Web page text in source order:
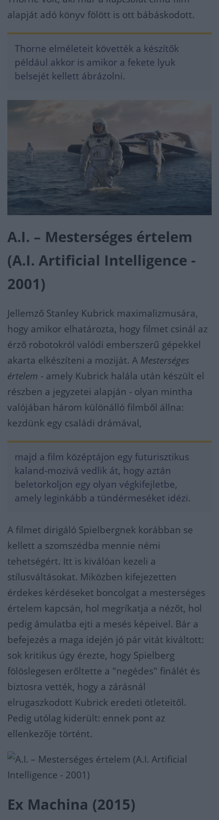
alapját adó könyv fölött is ott bábáskodott.
Thorne elméleteit követték a készítők
például akkor is amikor a fekete lyuk
belsejét kellett ábrázolni.
A.I. – Mesterséges értelem
(A.I. Artificial Intelligence -
2001)
Jellemző Stanley Kubrick maximalizmusára,
hogy amikor elhatározta, hogy filmet csinál az
érző robotokról valódi emberszerű gépekkel
akarta elkészíteni a moziját. A Mesterséges
értelem - amely Kubrick halála után készült el
részben a jegyzetei alapján - olyan mintha
valójában három különálló filmből állna:
kezdünk egy családi drámával,
majd a film középtájon egy futurisztikus
kaland-mozivá vedlik át, hogy aztán
beletorkoljon egy olyan végkifejletbe,
amely leginkább a tündérmeséket idézi.
A filmet dirigáló Spielbergnek korábban se
kellett a szomszédba mennie némi
tehetségért. Itt is kiválóan kezeli a
stílusváltásokat. Miközben kifejezetten
érdekes kérdéseket boncolgat a mesterséges
értelem kapcsán, hol megríkatja a nézőt, hol
pedig ámulatba ejti a mesés képeivel. Bár a
befejezés a maga idején jó pár vitát kiváltott:
sok kritikus úgy érezte, hogy Spielberg
fölöslegesen erőltette a "negédes" finálét és
biztosra vették, hogy a zárásnál
elrugaszkodott Kubrick eredeti ötleteitől.
Pedig utólag kiderült: ennek pont az
ellenkezője történt.
Ex Machina (2015)